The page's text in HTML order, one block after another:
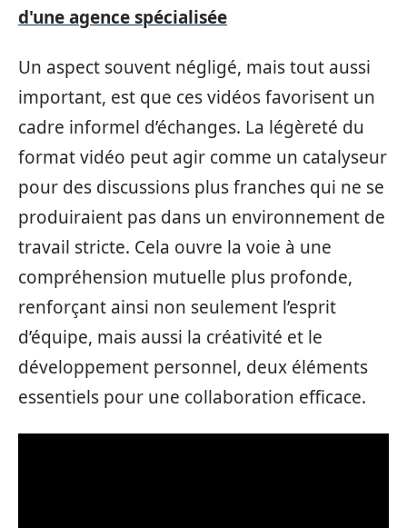
d'une agence spécialisée
Un aspect souvent négligé, mais tout aussi
important, est que ces vidéos favorisent un
cadre informel d’échanges. La légèreté du
format vidéo peut agir comme un catalyseur
pour des discussions plus franches qui ne se
produiraient pas dans un environnement de
travail stricte. Cela ouvre la voie à une
compréhension mutuelle plus profonde,
renforçant ainsi non seulement l’esprit
d’équipe, mais aussi la créativité et le
développement personnel, deux éléments
essentiels pour une collaboration efficace.